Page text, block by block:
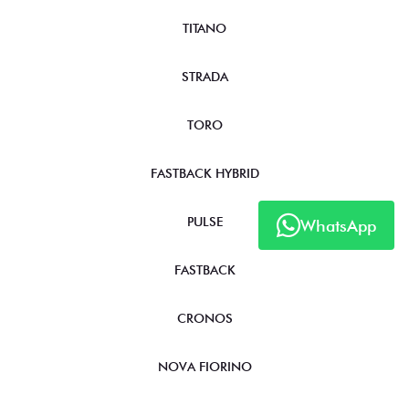
WhatsApp
TITANO
STRADA
TORO
FASTBACK HYBRID
PULSE
FASTBACK
CRONOS
NOVA FIORINO